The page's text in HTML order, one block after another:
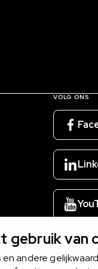
gebruik van
andere
colofonVOLG ONS